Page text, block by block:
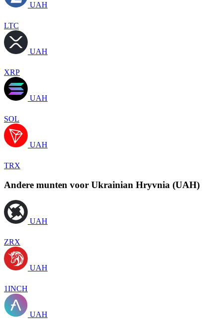
UAH
LTC
UAH
XRP
UAH
SOL
UAH
TRX
Andere munten voor Ukrainian Hryvnia (UAH)
UAH
ZRX
UAH
1INCH
UAH